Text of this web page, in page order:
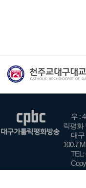
우 :
릭평화
대구
100.7
TEL: